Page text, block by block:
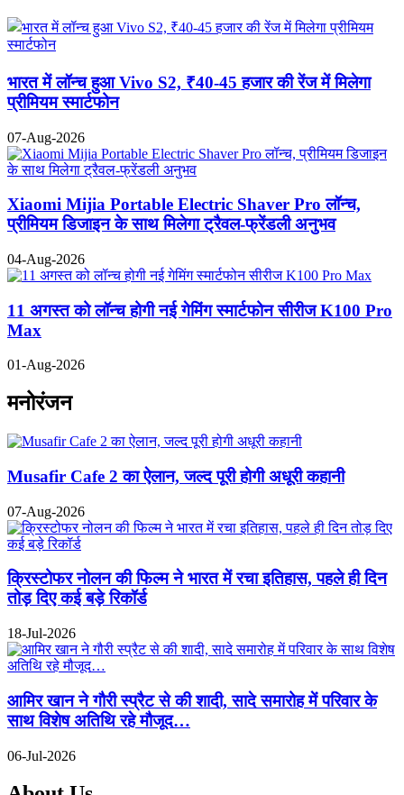
भारत में लॉन्च हुआ Vivo S2, ₹40-45 हजार की रेंज में मिलेगा
प्रीमियम स्मार्टफोन
07-Aug-2026
Xiaomi Mijia Portable Electric Shaver Pro लॉन्च,
प्रीमियम डिजाइन के साथ मिलेगा ट्रैवल-फ्रेंडली अनुभव
04-Aug-2026
11 अगस्त को लॉन्च होगी नई गेमिंग स्मार्टफोन सीरीज K100 Pro
Max
01-Aug-2026
मनोरंजन
Musafir Cafe 2 का ऐलान, जल्द पूरी होगी अधूरी कहानी
07-Aug-2026
क्रिस्टोफर नोलन की फिल्म ने भारत में रचा इतिहास, पहले ही दिन
तोड़ दिए कई बड़े रिकॉर्ड
18-Jul-2026
आमिर खान ने गौरी स्प्रैट से की शादी, सादे समारोह में परिवार के
साथ विशेष अतिथि रहे मौजूद…
06-Jul-2026